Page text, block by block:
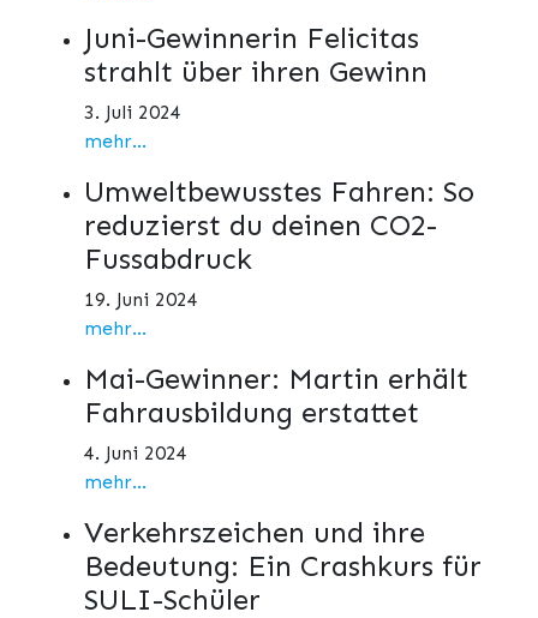
Juni-Gewinnerin Felicitas
strahlt über ihren Gewinn
3. Juli 2024
mehr...
Umweltbewusstes Fahren: So
reduzierst du deinen CO2-
Fussabdruck
19. Juni 2024
mehr...
Mai-Gewinner: Martin erhält
Fahrausbildung erstattet
4. Juni 2024
mehr...
Verkehrszeichen und ihre
Bedeutung: Ein Crashkurs für
SULI-Schüler